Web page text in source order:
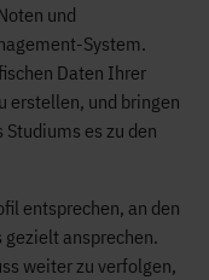
und
System.
Daten Ihrer
erstellen, und bringen
es zu den
entsprechen, an den
ansprechen.
weiter zu verfolgen,